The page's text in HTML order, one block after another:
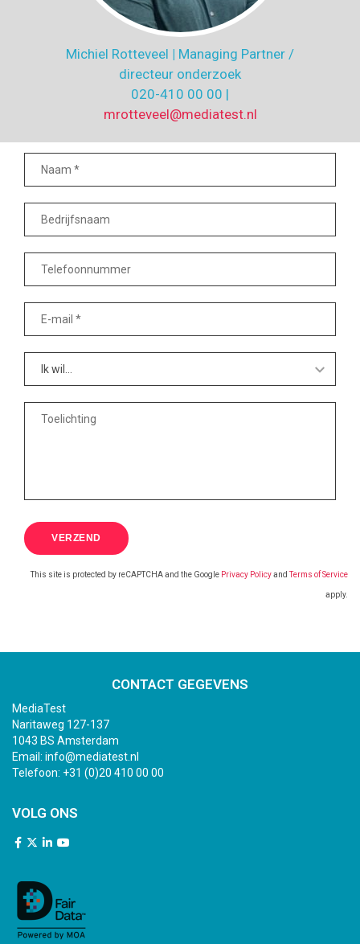
Michiel Rotteveel | Managing Partner /
directeur onderzoek
020-410 00 00 |
mrotteveel@mediatest.nl
This site is protected by reCAPTCHA and the Google Privacy PolicyandTerms of Service
apply.
CONTACT GEGEVENS
MediaTest
Naritaweg 127-137
1043 BS Amsterdam
Email: info@mediatest.nl
Telefoon: +31 (0)20 410 00 00
VOLG ONS